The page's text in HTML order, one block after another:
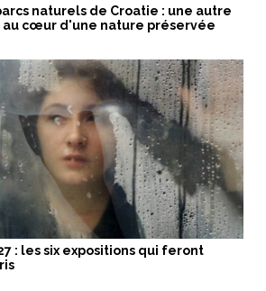
naturels de Croatie : une autre
au cœur d'une nature préservée
: les six expositions qui feront